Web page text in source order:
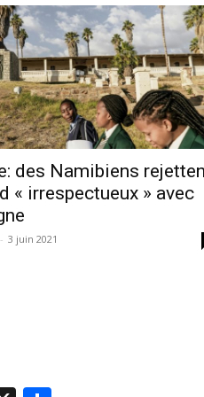
des Namibiens
« irrespectueux » avec
- 3 juin 2021